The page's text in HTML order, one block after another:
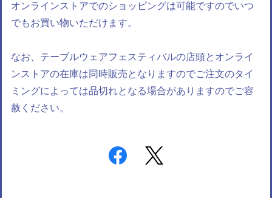
オンラインストアでのショッピングは可能ですのでいつ
でもお買い物いただけます。
なお、テーブルウェアフェスティバルの店頭とオンライ
ンストアの在庫は同時販売となりますのでご注文のタイ
ミングによっては品切れとなる場合がありますのでご容
赦ください。